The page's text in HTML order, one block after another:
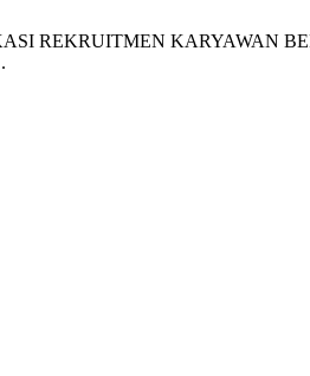
REKRUITMEN KARYAWAN
.